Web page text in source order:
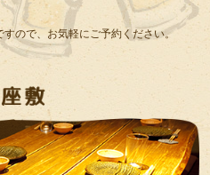
ので、お気軽にご予約ください。